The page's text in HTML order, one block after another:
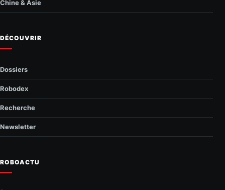
Chine & Asie
DÉCOUVRIR
Dossiers
Robodex
Recherche
Newsletter
ROBOACTU